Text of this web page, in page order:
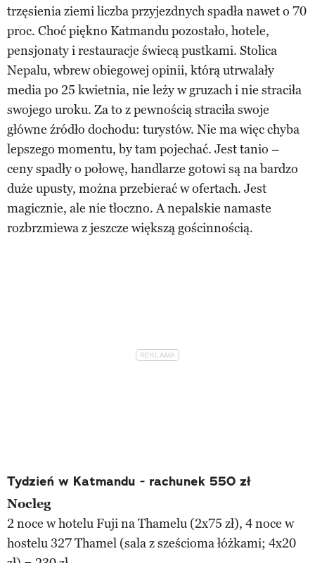
trzęsienia ziemi liczba przyjezdnych spadła nawet o 70
proc. Choć piękno Katmandu pozostało, hotele,
pensjonaty i restauracje świecą pustkami. Stolica
Nepalu, wbrew obiegowej opinii, którą utrwalały
media po 25 kwietnia, nie leży w gruzach i nie straciła
swojego uroku. Za to z pewnością straciła swoje
główne źródło dochodu: turystów. Nie ma więc chyba
lepszego momentu, by tam pojechać. Jest tanio –
ceny spadły o połowę, handlarze gotowi są na bardzo
duże upusty, można przebierać w ofertach. Jest
magicznie, ale nie tłoczno. A nepalskie namaste
rozbrzmiewa z jeszcze większą gościnnością.
Tydzień w Katmandu - rachunek 550 zł
Nocleg
2 noce w hotelu Fuji na Thamelu (2x75 zł), 4 noce w
hostelu 327 Thamel (sala z sześcioma łóżkami; 4x20